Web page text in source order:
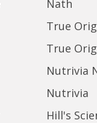
Nath
True
True
Nutrivia
Nutrivia
Hill's